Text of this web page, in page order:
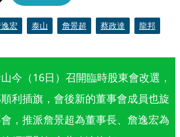
宏 泰山 詹景超 蔡政達 龍邦
今（16日）召開臨時股東會改選，
利插旗，會後新的董事會成員也旋
，推派詹景超為董事長、詹逸宏為